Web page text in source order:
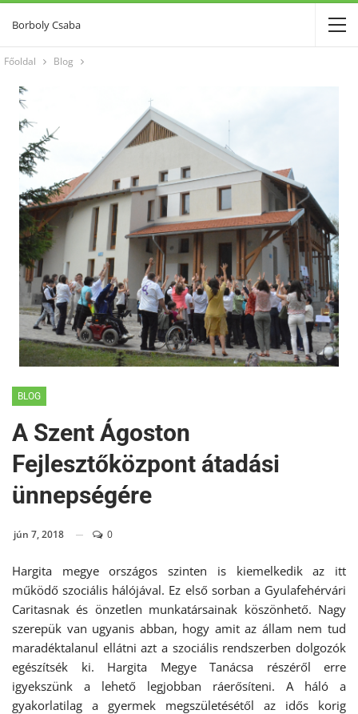
Borboly Csaba
Főoldal Blog
BLOG
A Szent Ágoston
Fejlesztőközpont átadási
ünnepségére
jún 7, 2018 0
Hargita megye országos szinten is kiemelkedik az itt
működő szociális hálójával. Ez első sorban a Gyulafehérvári
Caritasnak és önzetlen munkatársainak köszönhető. Nagy
szerepük van ugyanis abban, hogy amit az állam nem tud
maradéktalanul ellátni azt a szociális rendszerben dolgozók
egészítsék ki. Hargita Megye Tanácsa részéről erre
igyekszünk a lehető legjobban ráerősíteni. A háló a
gyakorlatilag a gyermek megszületésétől az idős korig